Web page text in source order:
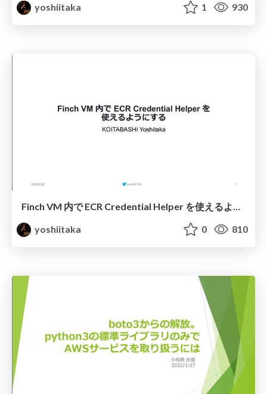
yoshiitaka
1 930
Finch VM 内で ECR Credential Helper を使えるようにしよう
yoshiitaka
0 810